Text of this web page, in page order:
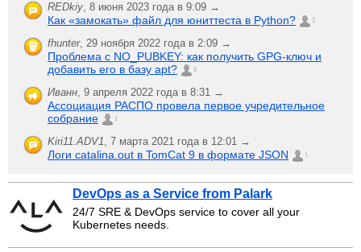
REDkiy, 8 июня 2023 года в 9:09 →
Как «замокать» файл для юниттеста в Python? 2
fhunter, 29 ноября 2022 года в 2:09 →
Проблема с NO_PUBKEY: как получить GPG-ключ и
добавить его в базу apt?
6
Иванн, 9 апреля 2022 года в 8:31 →
Ассоциация РАСПО провела первое учредительное
собрание
1
Kiri11.ADV1, 7 марта 2021 года в 12:01 →
Логи catalina.out в TomCat 9 в формате JSON 1
DevOps as a Service from Palark
24/7 SRE & DevOps service to cover all your
Kubernetes needs.